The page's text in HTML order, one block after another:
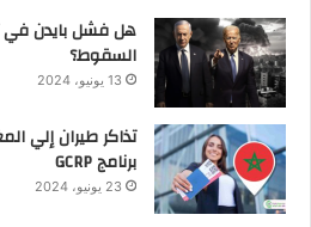
هل فشل بايدن في
السقوط؟
13 يونيو، 2024
برنامج GCRP
23 يونيو، 2024